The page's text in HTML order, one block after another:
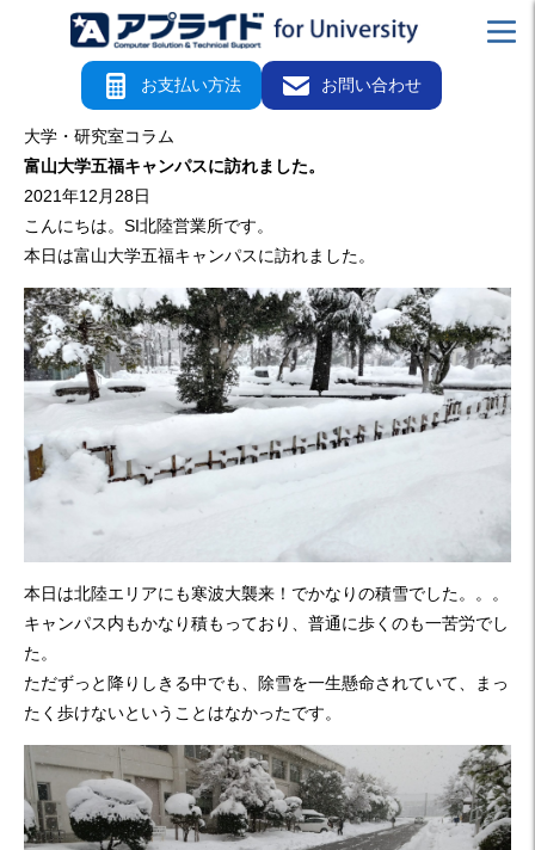
お支払い方法 お問い合わせ
大学・研究室コラム
富山大学五福キャンパスに訪れました。
2021年12月28日
こんにちは。SI北陸営業所です。
本日は富山大学五福キャンパスに訪れました。
本日は北陸エリアにも寒波大襲来！でかなりの積雪でした。。。
キャンパス内もかなり積もっており、普通に歩くのも一苦労でし
た。
ただずっと降りしきる中でも、除雪を一生懸命されていて、まっ
たく歩けないということはなかったです。